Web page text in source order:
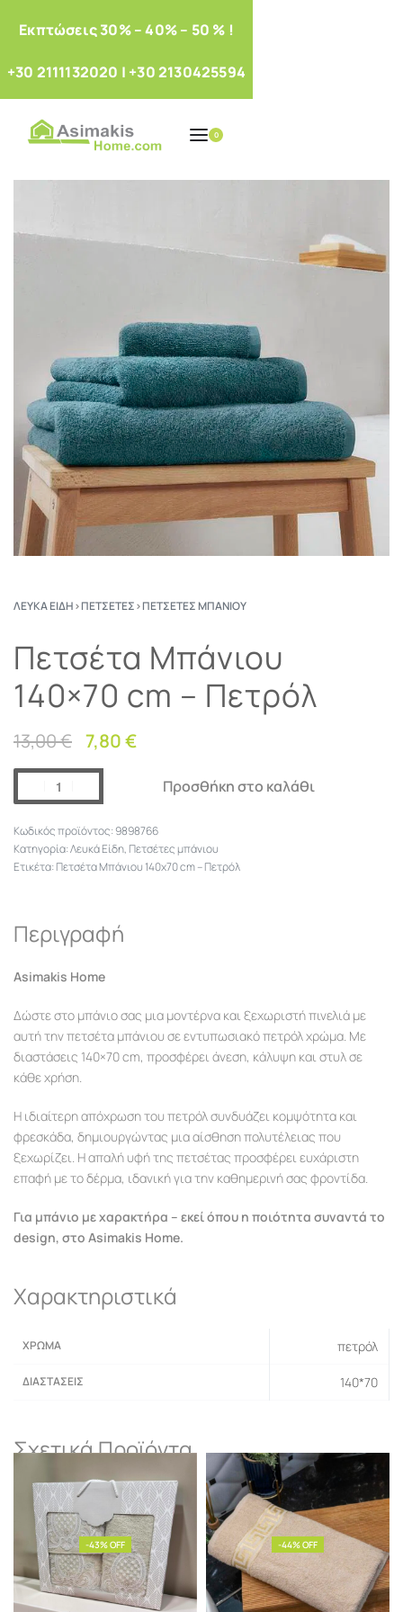
Eκπτώσεις 30% – 40% – 50 % !
+30 2111132020 | +30 2130425594
0
ΛΕΥΚΆ ΕΊΔΗ›ΠΕΤΣΈΤΕΣ›ΠΕΤΣΈΤΕΣ ΜΠΆΝΙΟΥ
Πετσέτα Μπάνιου
140×70 cm – Πετρόλ
13,00€ 7,80€
Προσθήκη στο καλάθι
9898766
Κατηγορία:Λευκά Είδη, Πετσέτες μπάνιου
Ετικέτα:Πετσέτα Μπάνιου 140x70 cm – Πετρόλ
Περιγραφή
Asimakis Home
Δώστε στο μπάνιο σας μια μοντέρνα και ξεχωριστή πινελιά με
αυτή την πετσέτα μπάνιου σε εντυπωσιακό πετρόλ χρώμα. Με
διαστάσεις 140×70 cm, προσφέρει άνεση, κάλυψη και στυλ σε
κάθε χρήση.
Η ιδιαίτερη απόχρωση του πετρόλ συνδυάζει κομψότητα και
φρεσκάδα, δημιουργώντας μια αίσθηση πολυτέλειας που
ξεχωρίζει. Η απαλή υφή της πετσέτας προσφέρει ευχάριστη
επαφή με το δέρμα, ιδανική για την καθημερινή σας φροντίδα.
Για μπάνιο με χαρακτήρα – εκεί όπου η ποιότητα συναντά το
design, στο Asimakis Home.
Χαρακτηριστικά
ΧΡΏΜΑ πετρόλ
ΔΙΑΣΤΆΣΕΙΣ 140*70
Σχετικά Προϊόντα
-43% OFF -44% OFF